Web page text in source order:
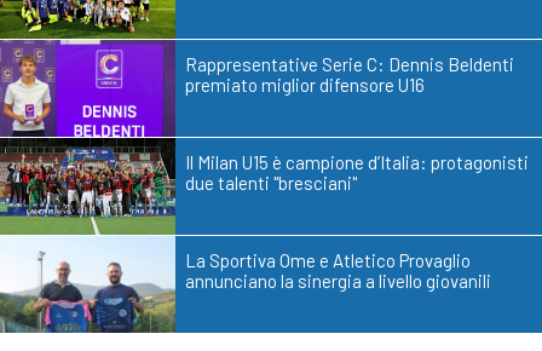
Rappresentative Serie C: Dennis Beldenti
premiato miglior difensore U16
Il Milan U15 è campione d’Italia: protagonisti
due talenti "bresciani"
La Sportiva Ome e Atletico Provaglio
annunciano la sinergia a livello giovanili